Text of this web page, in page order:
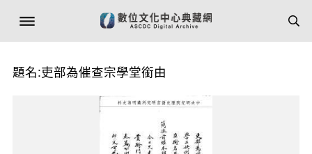
題名:吏部為催查宗學堂銜由